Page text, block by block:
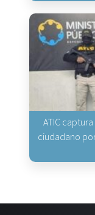
ATIC
ciudadano